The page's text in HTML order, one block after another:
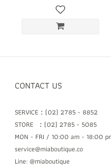
CONTACT US
SERVICE：(02) 2785 - 8852
STORE ：(02) 2785 - 5085
MON - FRI / 10:00 am - 18:00
service@miaboutique.co
Line: @miaboutique